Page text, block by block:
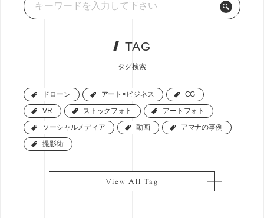
TAG
タグ検索
ドローン
ドローン アート×ビジネス
アート×ビジネス CG
CG
VR
VR ストックフォト
ストックフォト アートフォト
アートフォト
ソーシャルメディア
ソーシャルメディア 動画
動画 アマナの事例
アマナの事例
撮影術
撮影術
View All Tag
View All Tag